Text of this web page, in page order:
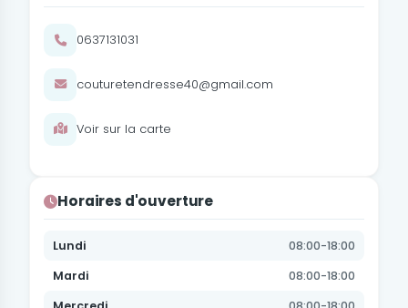
0637131031
couturetendresse40@gmail.com
Voir sur la carte
Horaires d'ouverture
Lundi
08:00-18:00
Mardi
08:00-18:00